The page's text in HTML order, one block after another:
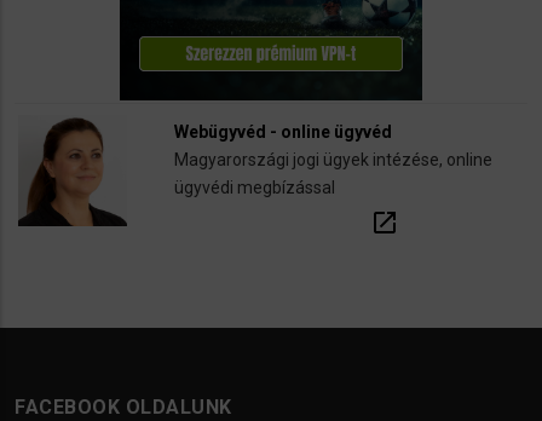
Webügyvéd - online ügyvéd
Magyarországi jogi ügyek intézése, online
ügyvédi megbízással
open_in_new
FACEBOOK OLDALUNK